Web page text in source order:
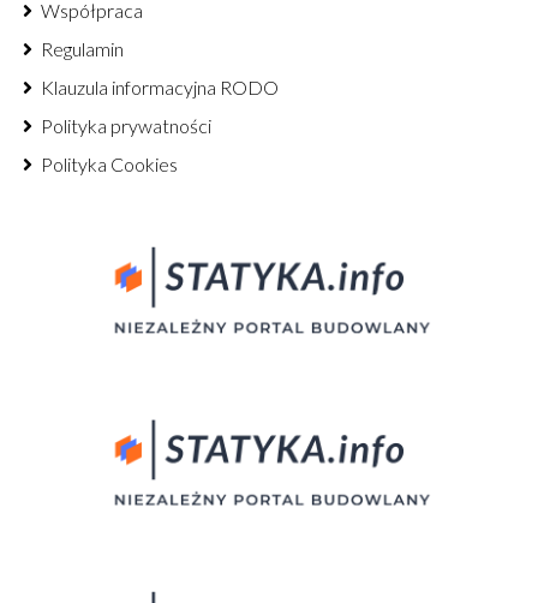
Współpraca
Regulamin
Klauzula informacyjna RODO
Polityka prywatności
Polityka Cookies